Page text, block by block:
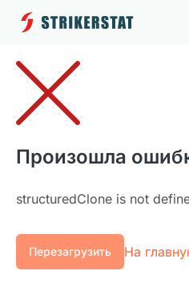
Произошла
structuredClone is not
Перезагрузить На